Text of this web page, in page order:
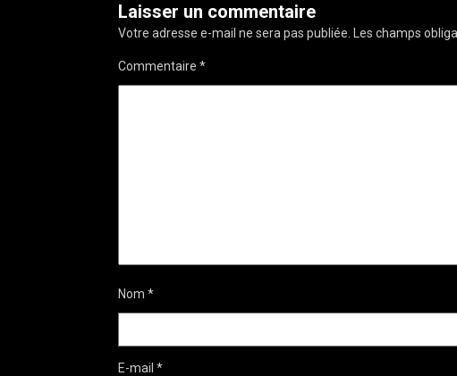
Laisser un commentaire
Votre adresse e-mail ne sera pas publiée. Les champs
Commentaire *
Nom *
E-mail *